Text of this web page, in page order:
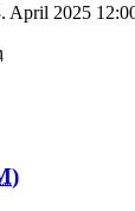
April 2025
)